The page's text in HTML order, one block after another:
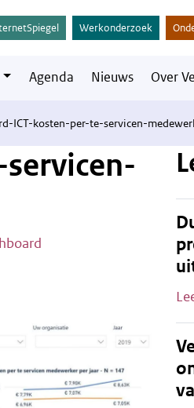
Werkonderzoek
Agenda Nieuws Over
ICT-kosten-per-te-servicen-